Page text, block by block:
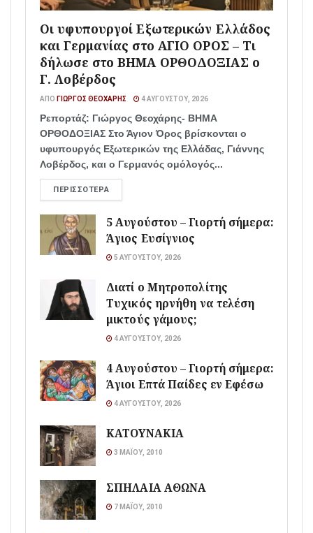
Οι υφυπουργοί Εξωτερικών Ελλάδος
και Γερμανίας στο ΑΓΙΟ ΟΡΟΣ – Τι
δήλωσε στο ΒΗΜΑ ΟΡΘΟΔΟΞΙΑΣ ο
Γ. Λοβέρδος
ΑΠΌ ΓΙΏΡΓΟΣ ΘΕΟΧΆΡΗΣ 4 ΑΥΓΟΎΣΤΟΥ, 2026
Ρεπορτάζ: Γιώργος Θεοχάρης- ΒΗΜΑ
ΟΡΘΟΔΟΞΙΑΣ Στο Άγιον Όρος βρίσκονται ο
υφυπουργός Εξωτερικών της Ελλάδας, Γιάννης
Λοβέρδος, και ο Γερμανός ομόλογός...
ΠΕΡΙΣΣΌΤΕΡΑ
5 Αυγούστου – Γιορτή σήμερα:
Άγιος Ευσίγνιος
5 ΑΥΓΟΎΣΤΟΥ, 2026
Διατί ο Μητροπολίτης
Τυχικός ηρνήθη να τελέση
μικτούς γάμους;
4 ΑΥΓΟΎΣΤΟΥ, 2026
4 Αυγούστου – Γιορτή σήμερα:
Άγιοι Επτά Παίδες εν Εφέσω
4 ΑΥΓΟΎΣΤΟΥ, 2026
ΚΑΤΟΥΝΑΚΙΑ
3 ΜΑΪ́ΟΥ, 2010
ΣΠΗΛΑΙΑ ΑΘΩΝΑ
7 ΜΑΪ́ΟΥ, 2010